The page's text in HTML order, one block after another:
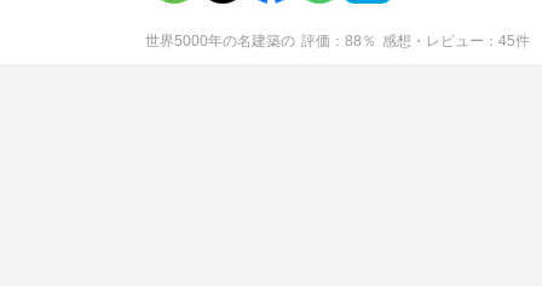
世界5000年の名建築の 評価 88 ％ 感想・レビュー 45件